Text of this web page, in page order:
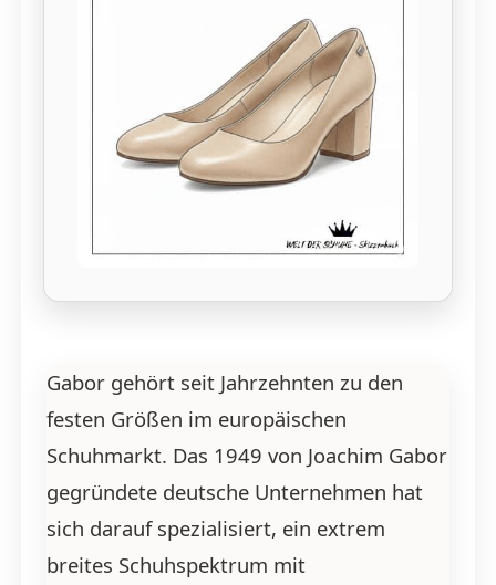
Gabor gehört seit Jahrzehnten zu den
festen Größen im europäischen
Schuhmarkt. Das 1949 von Joachim Gabor
gegründete deutsche Unternehmen hat
sich darauf spezialisiert, ein extrem
breites Schuhspektrum mit